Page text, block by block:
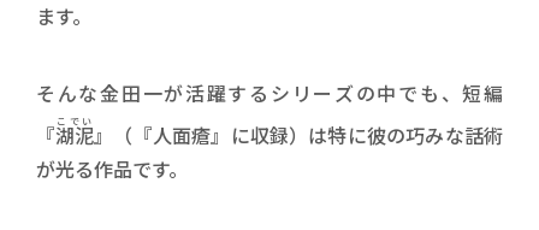
ます。
そんな金田一が活躍するシリーズの中でも、短編
『湖泥
こでい』（『人面瘡』に収録）は特に彼の巧みな話術
が光る作品です。